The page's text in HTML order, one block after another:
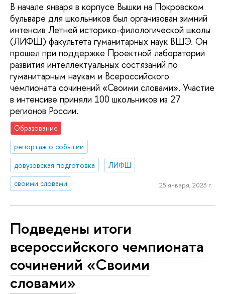
В начале января в корпусе Вышки на Покровском
бульваре для школьников был организован зимний
интенсив Летней историко-филологической школы
(ЛИФШ) факультета гуманитарных наук ВШЭ. Он
прошел при поддержке Проектной лаборатории
развития интеллектуальных состязаний по
гуманитарным наукам и Всероссийского
чемпионата сочинений «Своими словами». Участие
в интенсиве приняли 100 школьников из 27
регионов России.
Образование
репортаж о событии
довузовская подготовка
ЛИФШ
своими словами
25 января, 2023 г.
Подведены итоги
всероссийского чемпионата
сочинений «Своими
словами»